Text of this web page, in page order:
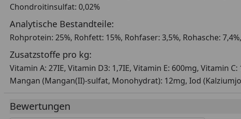
Chondroitinsulfat: 0,02%
Analytische Bestandteile:
Rohprotein: 25%, Rohfett: 15%, Rohfaser: 3,5%, Rohasche:
Zusatzstoffe pro kg:
Vitamin A: 27IE, Vitamin D3: 1,7IE, Vitamin E: 600mg, Vitamin
Mangan (Mangan(II)-sulfat, Monohydrat): 12mg, Iod
Bewertungen